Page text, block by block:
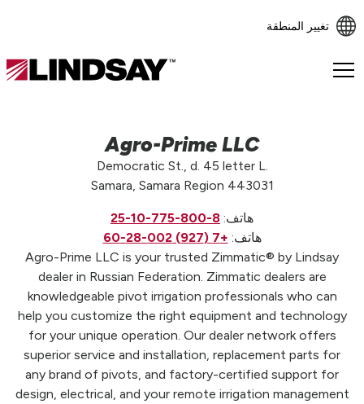
تغيير المنطقة
Lindsay.
Agro-Prime LLC
Democratic St., d. 45 letter L.
Samara, Samara Region 443031
هاتف: 8-800-775-10-25
هاتف: +7 (927) 002-28-60
Agro-Prime LLC is your trusted Zimmatic® by Lindsay
dealer in Russian Federation. Zimmatic dealers are
knowledgeable pivot irrigation professionals who can
help you customize the right equipment and technology
for your unique operation. Our dealer network offers
superior service and installation, replacement parts for
any brand of pivots, and factory-certified support for
design, electrical, and your remote irrigation management